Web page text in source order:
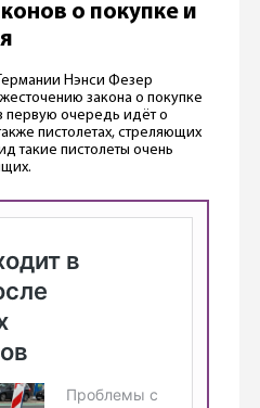
о покупке и
Нэнси Фезер
закона о покупке
первую очередь идёт о
пистолетах, стреляющих
такие пистолеты очень